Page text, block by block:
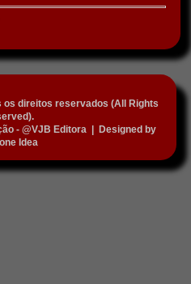
os direitos reservados (All Rights
- @VJB Editora|
Designed by
Idea